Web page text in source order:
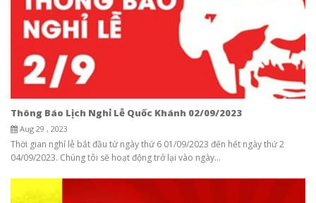
Thông Báo Lịch Nghỉ Lễ Quốc Khánh 02/09/2023
Aug 29 , 2023
Thời gian nghỉ lễ bắt đầu từ ngày thứ 6 01/09/2023 đến hết ngày thứ 2
04/09/2023. Chúng tôi sẽ hoạt động trở lại vào ngày...